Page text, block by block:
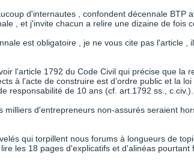
d'internautes , confondent décennale BTP
, et j'invite chacun a relire une dizaine de fois
est obligatoire , je ne vous cite pas l'article
l'article 1792 du Code Civil qui précise que la
à l’acte de construire est d’ordre public et la
responsabilité de 10 ans (cf. art.1792 ss., c.civ.).
milliers d'entrepreneurs non-assurés seraient
qui torpillent nous forums à longueurs de
les 18 pages d'explicatifs et d'alinéas